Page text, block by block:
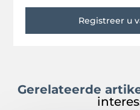
Registreer u
Gerelateerde